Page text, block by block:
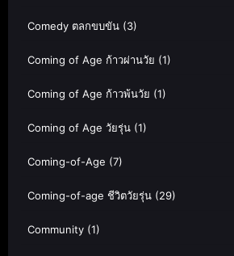
Comedy ตลกขบขัน (3)
Coming of Age ก้าวผ่านวัย (1)
Coming of Age ก้าวพ้นวัย (1)
Coming of Age วัยรุ่น (1)
Coming-of-Age (7)
Coming-of-age ชีวิตวัยรุ่น (29)
Community (1)